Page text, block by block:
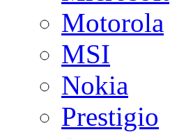
Motorola
MSI
Nokia
Prestigio